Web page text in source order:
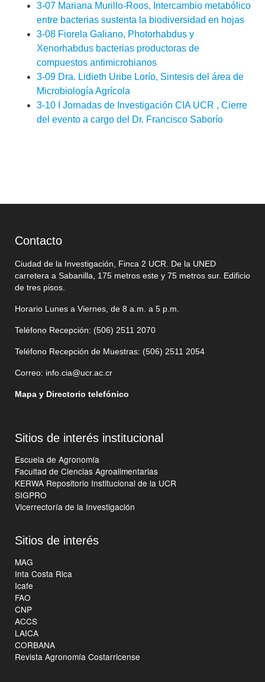
3-07 Mariana Murillo-Roos, Intercambio metabólico
entre bacterias sustenta la biodiversidad en hojas
3-08 Fiorela Galiano, Photorhabdus y
Xenorhabdus bacterias productoras de
compuestos antimicrobianos
3-09 Dra. Lidieth Uribe Lorío, Sintesis del área de
Microbiología Agrícola
3-10 I Jornadas de Investigación CIA UCR , Cierre
del evento a cargo del Dr. Francisco Saborío
Contacto
Ciudad de la Investigación, Finca 2 UCR. De la UNED
carretera a Sabanilla, 175 metros este y 75 metros sur. Edificio
de tres pisos.
Horario Lunes a Viernes, de 8 a.m. a 5 p.m.
Teléfono Recepción: (506) 2511 2070
Teléfono Recepción de Muestras: (506) 2511 2054
Correo: info.cia@ucr.ac.cr
Mapa y Directorio telefónico
Sitios de interés institucional
Escuela de Agronomía
Facultad de Ciencias Agroalimentarias
KERWA Repositorio Institucional de la UCR
SIGPRO
Vicerrectoría de la Investigación
Sitios de interés
MAG
Inta Costa Rica
Icafe
FAO
CNP
ACCS
LAICA
CORBANA
Revista Agronomía Costarricense